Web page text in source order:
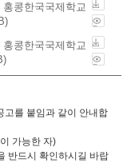
콩한국국제학교
Download
Preview
콩한국국제학교
Download
Preview
고를 붙임과 같이 안내합
가능한 자)
반드시 확인하시길 바랍